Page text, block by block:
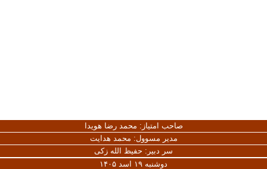
صاحب امتیاز: محمد رضا هویدا
مدیر مسوول: محمد هدایت
سر دبیر: حفیظ الله زکی
دوشنبه ۱۹ اسد ۱۴۰۵